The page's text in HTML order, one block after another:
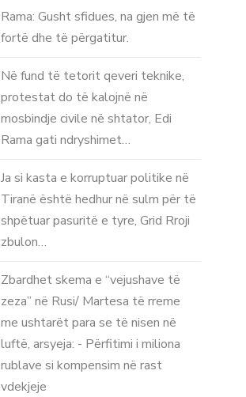
Rama: Gusht sfidues, na gjen më të
fortë dhe të përgatitur.
Në fund të tetorit qeveri teknike,
protestat do të kalojnë në
mosbindje civile në shtator, Edi
Rama gati ndryshimet…
Ja si kasta e korruptuar politike në
Tiranë është hedhur në sulm për të
shpëtuar pasuritë e tyre, Grid Rroji
zbulon…
Zbardhet skema e “vejushave të
zeza” në Rusi/ Martesa të rreme
me ushtarët para se të nisen në
luftë, arsyeja: - Përfitimi i miliona
rublave si kompensim në rast
vdekjeje